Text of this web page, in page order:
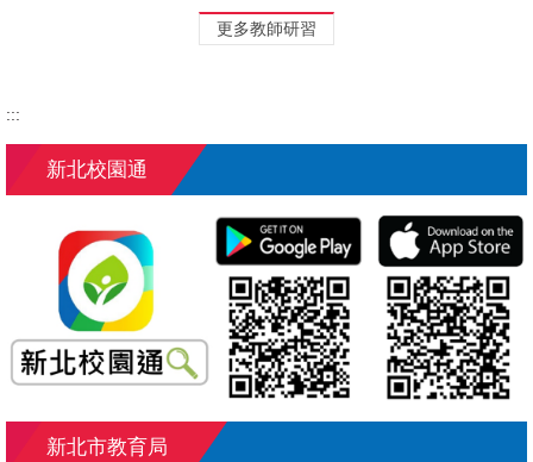
更多教師研習
:::
新北校園通
新北市教育局